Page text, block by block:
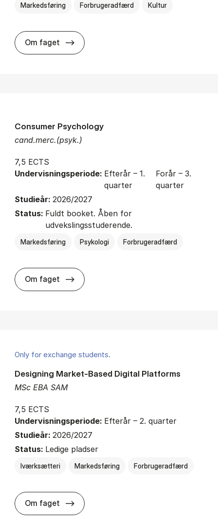
Markedsføring Forbrugeradfærd Kultur
Om faget about
cand.merc.(psyk.)
Consumer Psychology
7,5 ECTS
Undervisningsperiode: Efterår – 1.
quarter
Forår – 3.
quarter
Studieår: 2026/2027
Status: Fuldt booket. Åben for
udvekslingsstuderende.
Markedsføring Psykologi Forbrugeradfærd
Om faget about
Only for exchange students.
MSc EBA SAM
Designing Market-Based Digital Platforms
7,5 ECTS
Undervisningsperiode: Efterår – 2. quarter
Studieår: 2026/2027
Status: Ledige pladser
Iværksætteri Markedsføring Forbrugeradfærd
Om faget about